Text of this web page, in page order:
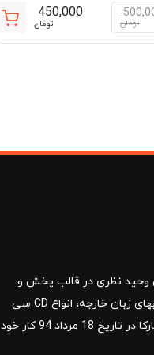
تومان
450,000
تومان
با مدیریت آقای وحید نظری در قالب پخش و
توزیع کتب درسی و کمک آموزشی، کتب دانشگاهی، کتابهای زبان خارجه، انواع CD سی
دی و DVD دی وی دی شروع کرد.فروشگاه آنلاین کتاب مارکا در تاریخ 18 مرداد 94 کار خود